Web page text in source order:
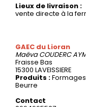
Lieux de livraison :
vente directe à la
GAEC du Lioran
Maëva COUDERC
Fraisse Bas
15300 LAVEISSIERE
Produits :
Beurre
Contact